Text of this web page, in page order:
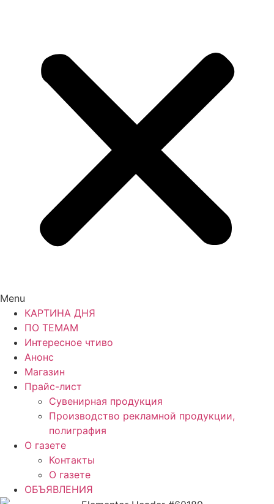
Menu
КАРТИНА ДНЯ
ПО ТЕМАМ
Интересное чтиво
Анонс
Магазин
Прайс-лист
Сувенирная продукция
Производство рекламной продукции,
полиграфия
О газете
Контакты
О газете
ОБЪЯВЛЕНИЯ